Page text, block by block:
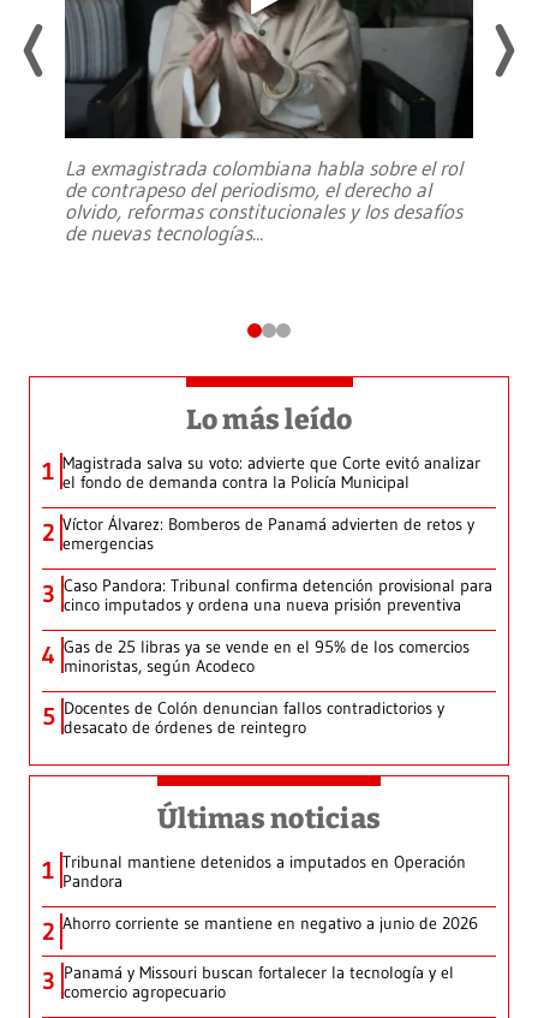
La exmagistrada colombiana habla sobre el rol
de contrapeso del periodismo, el derecho al
olvido, reformas constitucionales y los desafíos
de nuevas tecnologías...
Lo más leído
1 Magistrada salva su voto: advierte que Corte evitó analizar
el fondo de demanda contra la Policía Municipal
2 Víctor Álvarez: Bomberos de Panamá advierten de retos y
emergencias
3 Caso Pandora: Tribunal confirma detención provisional para
cinco imputados y ordena una nueva prisión preventiva
4 Gas de 25 libras ya se vende en el 95% de los comercios
minoristas, según Acodeco
5 Docentes de Colón denuncian fallos contradictorios y
desacato de órdenes de reintegro
Últimas noticias
1 Tribunal mantiene detenidos a imputados en Operación
Pandora
2 Ahorro corriente se mantiene en negativo a junio de 2026
3 Panamá y Missouri buscan fortalecer la tecnología y el
comercio agropecuario